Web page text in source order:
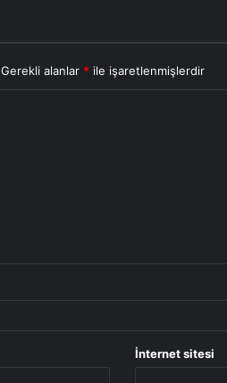
Gerekli alanlar * ile işaretlenmişlerdir
İnternet sitesi